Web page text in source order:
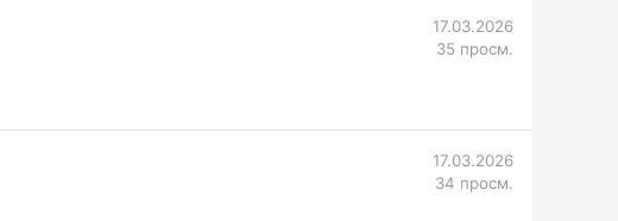
17.03.2026
35 просм.
17.03.2026
34 просм.